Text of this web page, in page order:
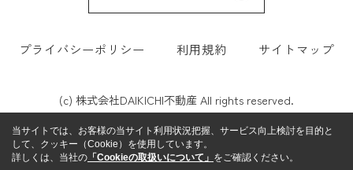
プライバシーポリシー 利用規約 サイトマップ
(c) 株式会社DAIKICHI不動産 All rights reserved.
当サイトでは、お客様の当サイト利用状況把握、サービス向上検討を目的と
して、クッキー（Cookie）を使用しています。
詳しくは、当社の 「Cookieの取扱いについて」 をご確認ください。